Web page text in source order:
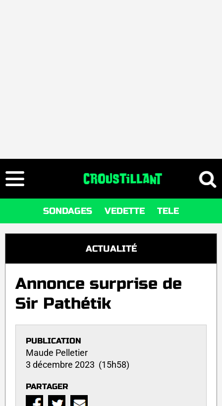
SONDAGES VEDETTE TELE
ACTUALITÉ
Annonce surprise de
Sir Pathétik
PUBLICATION
Maude Pelletier
3 décembre 2023 (15h58)
PARTAGER